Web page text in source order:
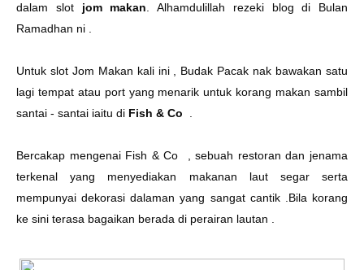
dalam slot jom makan . Alhamdulillah rezeki blog di Bulan
Ramadhan ni .
Untuk slot Jom Makan kali ini , Budak Pacak nak bawakan satu
lagi tempat atau port yang menarik untuk korang makan sambil
santai - santai iaitu di Fish & Co
Bercakap mengenai Fish & Co , sebuah restoran dan jenama
terkenal yang menyediakan makanan laut segar serta
mempunyai dekorasi dalaman yang sangat cantik .Bila korang
ke sini terasa bagaikan berada di perairan lautan .